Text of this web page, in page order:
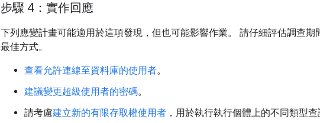
步驟 4：實作回應
下列應變計畫可能適用於這項發現，但也可能影響作業。 請仔細評估調查
最佳方式。
查看允許連線至資料庫的使用者。
建議變更超級使用者的密碼。
請考慮建立新的有限存取權使用者 ，用於執行執行個體上的不同類型查